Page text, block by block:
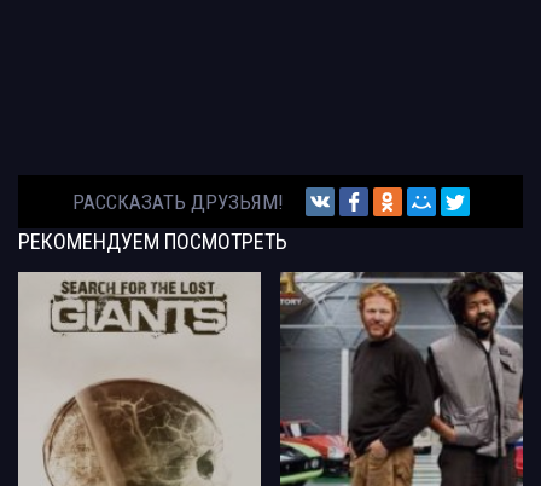
РАССКАЗАТЬ ДРУЗЬЯМ!
РЕКОМЕНДУЕМ ПОСМОТРЕТЬ